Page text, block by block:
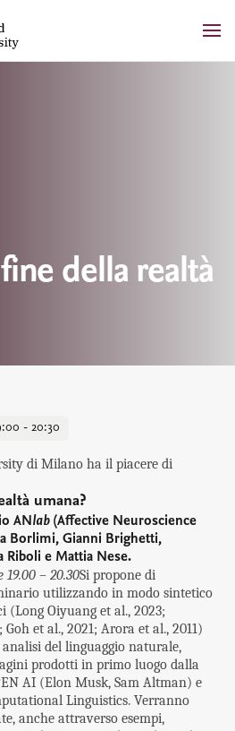
della realtà
- 20:30
di Milano ha il piacere di
umana?
AN lab (Affective Neuroscience
Borlimi, Gianni Brighetti,
Riboli e Mattia Nese.
– 20.30Si propone di
utilizzando in modo sintetico
Oiyuang et al., 2023;
et al., 2021; Arora et al., 2011)
del linguaggio naturale,
prodotti in primo luogo dalla
AI (Elon Musk, Sam Altman) e
Linguistics. Verranno
anche attraverso esempi,